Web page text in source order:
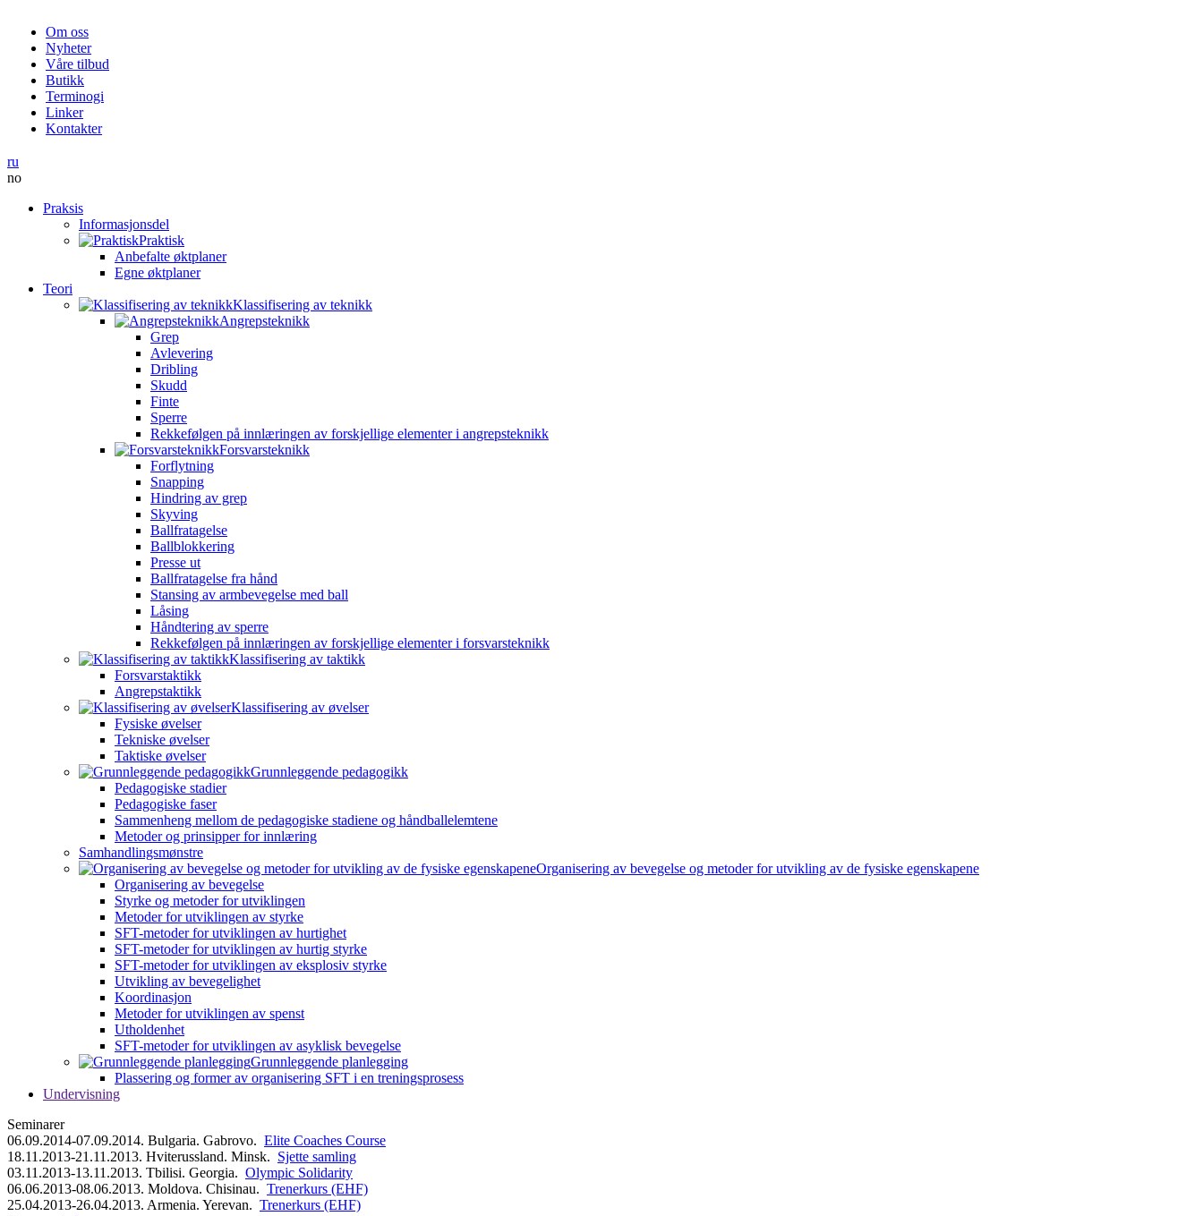
Om oss
Nyheter
Våre tilbud
Butikk
Terminogi
Linker
Kontakter
ru
no
Praksis
Informasjonsdel
Praktisk
Anbefalte øktplaner
Egne øktplaner
Teori
Klassifisering av teknikk
Angrepsteknikk
Grep
Avlevering
Dribling
Skudd
Finte
Sperre
Rekkefølgen på innlæringen av forskjellige elementer i angrepsteknikk
Forsvarsteknikk
Forflytning
Snapping
Hindring av grep
Skyving
Ballfratagelse
Ballblokkering
Presse ut
Ballfratagelse fra hånd
Stansing av armbevegelse med ball
Låsing
Håndtering av sperre
Rekkefølgen på innlæringen av forskjellige elementer i forsvarsteknikk
Klassifisering av taktikk
Forsvarstaktikk
Angrepstaktikk
Klassifisering av øvelser
Fysiske øvelser
Tekniske øvelser
Taktiske øvelser
Grunnleggende pedagogikk
Pedagogiske stadier
Pedagogiske faser
Sammenheng mellom de pedagogiske stadiene og håndballelemtene
Metoder og prinsipper for innlæring
Samhandlingsmønstre
Organisering av bevegelse og metoder for utvikling av de fysiske egenskapene
Organisering av bevegelse
Styrke og metoder for utviklingen
Metoder for utviklingen av styrke
SFT-metoder for utviklingen av hurtighet
SFT-metoder for utviklingen av hurtig styrke
SFT-metoder for utviklingen av eksplosiv styrke
Utvikling av bevegelighet
Koordinasjon
Metoder for utviklingen av spenst
Utholdenhet
SFT-metoder for utviklingen av asyklisk bevegelse
Grunnleggende planlegging
Plassering og former av organisering SFT i en treningsprosess
Undervisning
Seminarer
06.09.2014-07.09.2014. Bulgaria. Gabrovo. Elite Coaches Course
18.11.2013-21.11.2013. Hviterussland. Minsk. Sjette samling
03.11.2013-13.11.2013. Tbilisi. Georgia. Olympic Solidarity
06.06.2013-08.06.2013. Moldova. Chisinau. Trenerkurs (EHF)
25.04.2013-26.04.2013. Armenia. Yerevan. Trenerkurs (EHF)